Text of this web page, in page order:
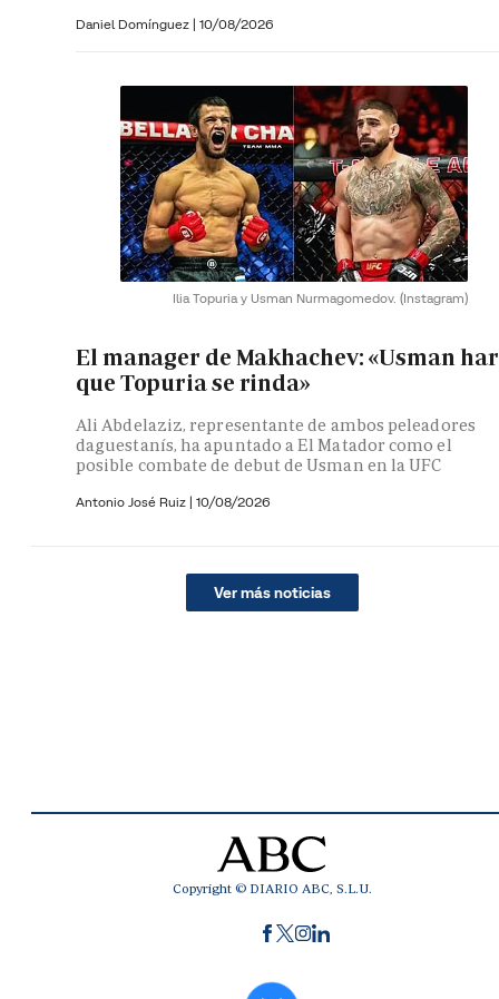
Daniel Domínguez | 10/08/2026
Ilia Topuria y Usman Nurmagomedov. (Instagram)
El manager de Makhachev: «Usman
que Topuria se rinda»
Ali Abdelaziz, representante de ambos peleadores
daguestanís, ha apuntado a El Matador como el
posible combate de debut de Usman en la UFC
Antonio José Ruiz | 10/08/2026
Ver más noticias
Copyright © DIARIO ABC, S.L.U.